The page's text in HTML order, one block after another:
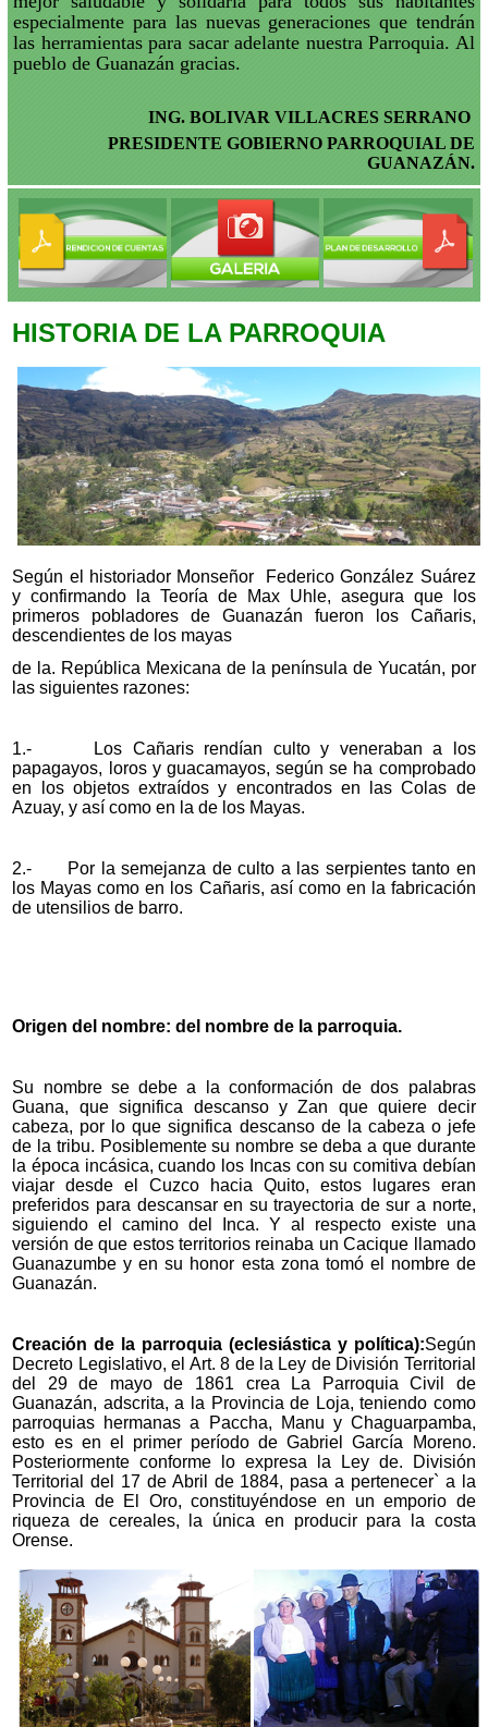
especialmente para las nuevas generaciones que tendrán
las herramientas para sacar adelante nuestra Parroquia. Al
pueblo de Guanazán gracias.
ING. BOLIVAR VILLACRES SERRANO
PRESIDENTE GOBIERNO PARROQUIAL DE
GUANAZÁN.
HISTORIA DE LA PARROQUIA
Según el historiador Monseñor Federico González Suárez
y confirmando la Teoría de Max Uhle, asegura que los
primeros pobladores de Guanazán fueron los Cañaris,
descendientes de los mayas
de la. República Mexicana de la península de Yucatán, por
las siguientes razones:
1.- Los Cañaris rendían culto y veneraban a los
papagayos, loros y guacamayos, según se ha comprobado
en los objetos extraídos y encontrados en las Colas de
Azuay, y así como en la de los Mayas.
2.- Por la semejanza de culto a las serpientes tanto en
los Mayas como en los Cañaris, así como en la fabricación
de utensilios de barro.
Origen del nombre: del nombre de la parroquia.
Su nombre se debe a la conformación de dos palabras
Guana, que significa descanso y Zan que quiere decir
cabeza, por lo que significa descanso de la cabeza o jefe
de la tribu. Posiblemente su nombre se deba a que durante
la época incásica, cuando los Incas con su comitiva debían
viajar desde el Cuzco hacia Quito, estos lugares eran
preferidos para descansar en su trayectoria de sur a norte,
siguiendo el camino del Inca. Y al respecto existe una
versión de que estos territorios reinaba un Cacique llamado
Guanazumbe y en su honor esta zona tomó el nombre de
Guanazán.
Creación de la parroquia (eclesiástica y política):Según
Decreto Legislativo, el Art. 8 de la Ley de División Territorial
del 29 de mayo de 1861 crea La Parroquia Civil de
Guanazán, adscrita, a la Provincia de Loja, teniendo como
parroquias hermanas a Paccha, Manu y Chaguarpamba,
esto es en el primer período de Gabriel García Moreno.
Posteriormente conforme lo expresa la Ley de. División
Territorial del 17 de Abril de 1884, pasa a pertenecer` a la
Provincia de El Oro, constituyéndose en un emporio de
riqueza de cereales, la única en producir para la costa
Orense.